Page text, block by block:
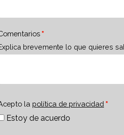
brevemente lo que quieres
la política de privacidad
Estoy de acuerdo